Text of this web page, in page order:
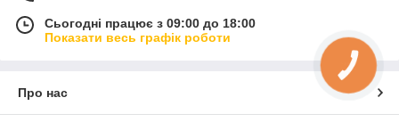
Сьогодні працює з 09:00 до 18:00
Показати весь графік роботи
Про нас
КНОПКА
ЗВ'ЯЗКУ